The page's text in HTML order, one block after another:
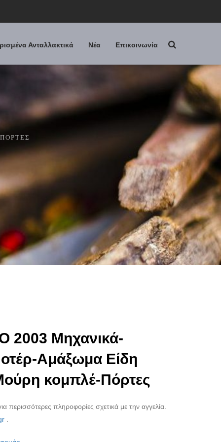
Ανταλλακτικά Νέα Επικοινωνία
2003 Μηχανικά-
Αμάξωμα Είδη
κομπλέ-Πόρτες
περισσότερες πληροφορίες σχετικά με την αγγελία.